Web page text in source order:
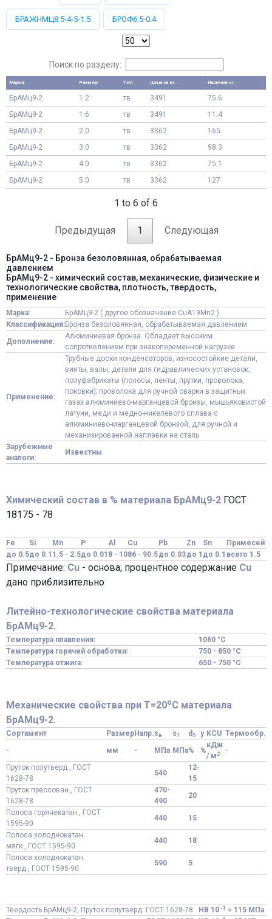
БРАЖНМЦ8.5-4-5-1.5 БРОФ6.5-0.4
Поиск по разделу:
Марка Размер Тип Цена за кг. Наличие кг.
БрАМц9-2 1.2 тв 3491
75.6
БрАМц9-2
1.6 тв 3491
11.4
БрАМц9-2
2.0 тв 3362
165
БрАМц9-2
3.0 тв 3362
98.3
БрАМц9-2
4.0 тв 3362
75.1
БрАМц9-2
5.0 тв 3362 127
1 to 6 of 6
Предыдущая 1 Следующая
БрАМц9-2 - Бронза безоловянная, обрабатываемая
давлением
БрАМц9-2 - химический состав, механические, физические и
технологические свойства, плотность, твердость,
применение
Марка:
БрАМц9-2 ( другое обозначение CuA19Mn2 )
Классификация:Бронза безоловянная, обрабатываемая давлением
Дополнение:
Алюминиевая бронза. Обладает высоким
сопротивлением при знакопеременной нагрузке
Применение:
Трубные доски конденсаторов, износостойкие детали,
винты, валы, детали для гидравлических установок;
полуфабрикаты (полосы, ленты, прутки, проволока,
поковки); проволока для ручной сварки в защитных
газах алюминиево-марганцевой бронзы, мышьяковистой
латуни, меди и медно-никелевого сплава с
алюминиево-марганцевой бронзой, для ручной и
механизированной наплавки на сталь
Зарубежные
аналоги:
Известны
Химический состав в % материала БрАМц9-2 ГОСТ
18175 - 78
Fe Si Mn P Al Cu Pb Zn Sn
Примесей
до 0.5до 0.1 1.5 - 2.5до 0.01 8 - 1086 - 90.5до 0.03до 1 до 0.1 всего 1.5
Примечание: Cu - основа; процентное содержание Cu
дано приблизительно
Литейно-технологические свойства материала
БрАМц9-2.
Температура плавления:
1060 °C
Температура горячей обработки:
750 - 850 °C
Температура отжига:
650 - 750 °C
Механические свойства при Т=20oС материала
БрАМц9-2.
Сортамент РазмерНапр.sв sT d 5 y KCU Термообр.
-
мм - МПа МПа% %
кДж
/ м 2
-
Пруток полутверд., ГОСТ
1628-78
540
12-
15
Пруток прессован., ГОСТ
1628-78
470-
490
20
Полоса горячекатан., ГОСТ
1595-90
440
15
Полоса холоднокатан.
мягк., ГОСТ 1595-90
440
18
Полоса холоднокатан.
тверд., ГОСТ 1595-90
590 5
Твердость БрАМц9-2, Пруток полутверд. ГОСТ 1628-78 HB 10 -1
= 115 МПа